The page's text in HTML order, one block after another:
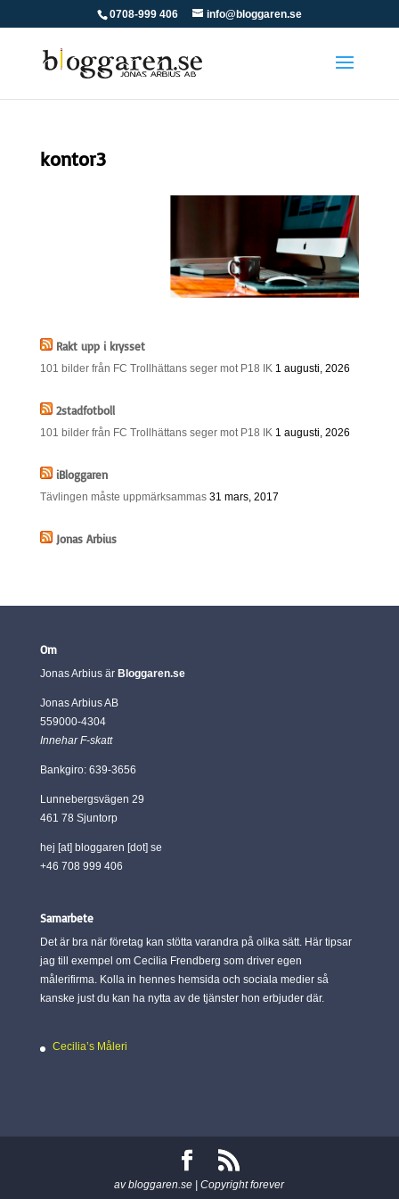
0708-999 406 info@bloggaren.se
kontor3
Rakt upp i krysset
101 bilder från FC Trollhättans seger mot P18 IK 1 augusti, 2026
2stadfotboll
101 bilder från FC Trollhättans seger mot P18 IK 1 augusti, 2026
iBloggaren
Tävlingen måste uppmärksammas 31 mars, 2017
Jonas Arbius
Om
Jonas Arbius är Bloggaren.se
Jonas Arbius AB
559000-4304
Innehar F-skatt
Bankgiro: 639-3656
Lunnebergsvägen 29
461 78 Sjuntorp
hej [at] bloggaren [dot] se
+46 708 999 406
Samarbete
Det är bra när företag kan stötta varandra på olika sätt. Här tipsar
jag till exempel om Cecilia Frendberg som driver egen
målerifirma. Kolla in hennes hemsida och sociala medier så
kanske just du kan ha nytta av de tjänster hon erbjuder där.
Cecilia’s Måleri
av bloggaren.se | Copyright forever